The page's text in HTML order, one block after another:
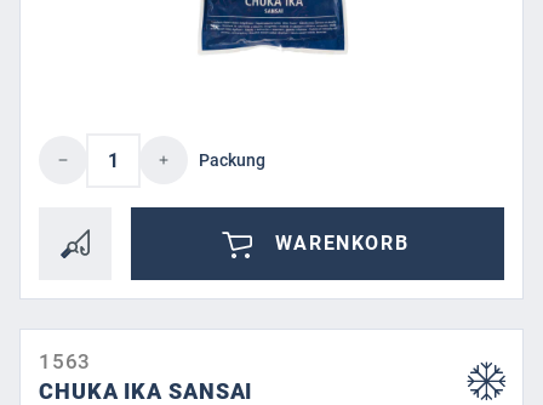
Produkt Anzahl: Gib den gewünschten
Packung
WARENKORB
1563
CHUKA IKA SANSAI